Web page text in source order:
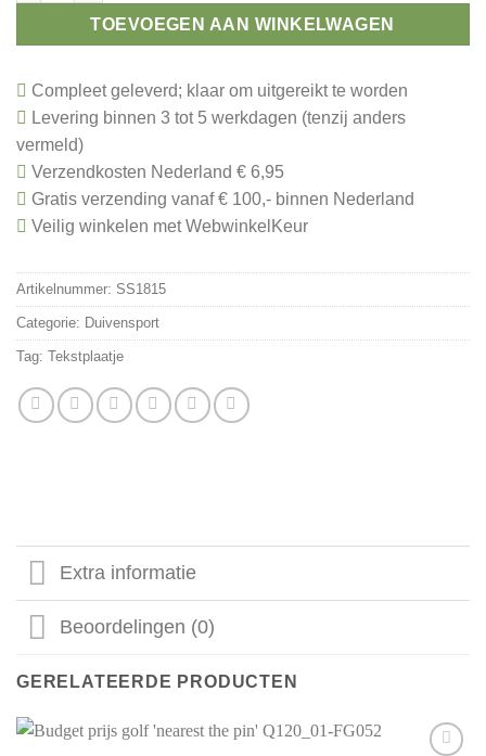
TOEVOEGEN AAN WINKELWAGEN
Compleet geleverd; klaar om uitgereikt te worden
Levering binnen 3 tot 5 werkdagen (tenzij anders
vermeld)
Verzendkosten Nederland € 6,95
Gratis verzending vanaf € 100,- binnen Nederland
Veilig winkelen met WebwinkelKeur
Artikelnummer: SS1815
Categorie: Duivensport
Tag: Tekstplaatje
Extra informatie
Beoordelingen (0)
GERELATEERDE PRODUCTEN